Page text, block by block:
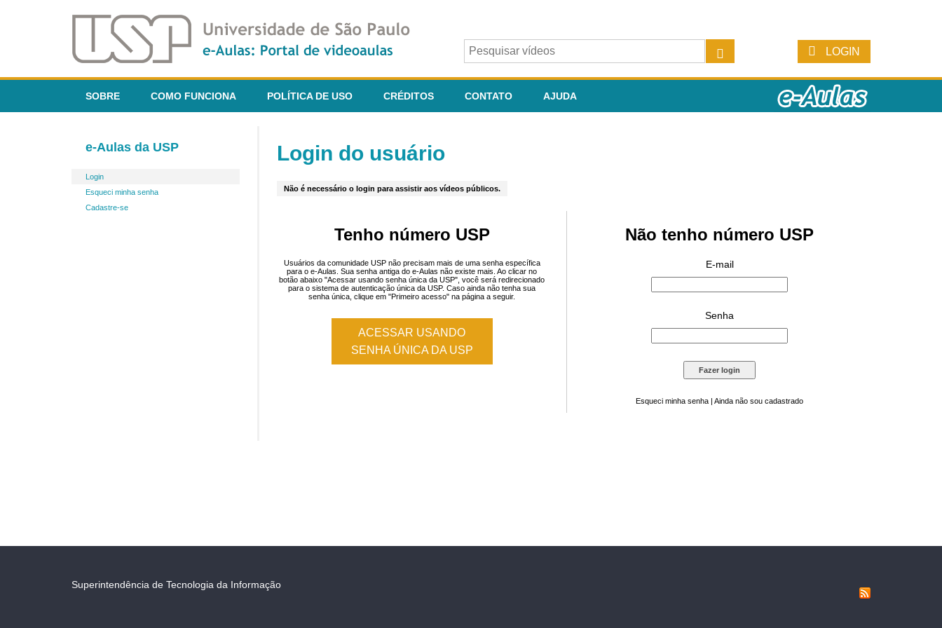
LOGIN
SOBRE COMO FUNCIONA POLÍTICA DE USO CRÉDITOS CONTATO AJUDA
e-Aulas da USP
Login
Esqueci minha senha
Cadastre-se
Login do usuário
Não é necessário o login para assistir aos vídeos públicos.
Tenho número USP
Usuários da comunidade USP não precisam mais de uma senha específica
para o e-Aulas. Sua senha antiga do e-Aulas não existe mais. Ao clicar no
botão abaixo "Acessar usando senha única da USP", você será redirecionado
para o sistema de autenticação única da USP. Caso ainda não tenha sua
senha única, clique em "Primeiro acesso" na página a seguir.
ACESSAR USANDO
SENHA ÚNICA DA USP
Não tenho número USP
E-mail
Senha
Esqueci minha senha | Ainda não sou cadastrado
Superintendência de Tecnologia da Informação